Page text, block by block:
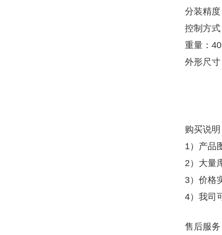
分装精
控制方
重量：
外形尺
购买说
1）产品
2）大量
3）价格
4）我司
售后服